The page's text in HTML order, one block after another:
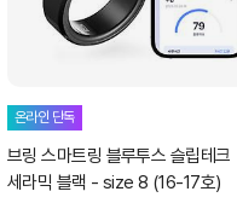
온라인 단독
브링 스마트링 블루투스 슬립테크
세라믹 블랙 - size 8 (16-17호)